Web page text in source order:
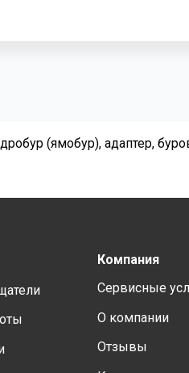
(ямобур), адаптер,
Компания
Сервисные
О компании
Отзывы